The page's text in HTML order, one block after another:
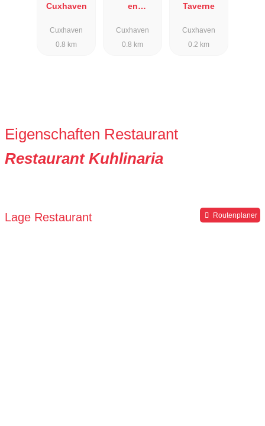
Cuxhaven
Cuxhaven
0.8 km
en
& Lloyd´s
Cuxhaven
0.8 km
Taverne
Cuxhaven
0.2 km
Eigenschaften Restaurant
Restaurant Kuhlinaria
Lage Restaurant Routenplaner